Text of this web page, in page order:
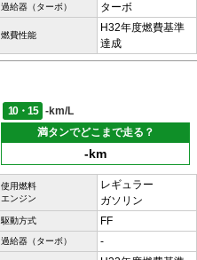
過給器（ターボ） ターボ
燃費性能
H32年度燃費基準
達成
10・15
-km/L
満タンでどこまで走る？
-km
使用燃料
エンジン
レギュラー
ガソリン
駆動方式 FF
過給器（ターボ）
-